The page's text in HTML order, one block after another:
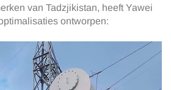
van Tadzjikistan, heeft Yawei
ontworpen: